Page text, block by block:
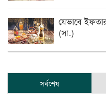
যেভাবে
(সা.)
সর্বশেষ